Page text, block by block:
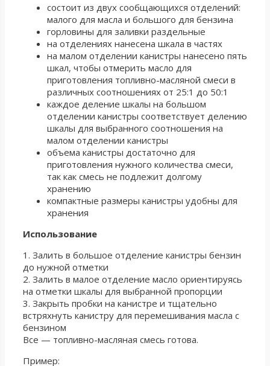
состоит из двух сообщающихся отделений:
малого для масла и большого для бензина
горловины для заливки раздельные
на отделениях нанесена шкала в частях
на малом отделении канистры нанесено пять
шкал, чтобы отмерить масло для
приготовления топливно-масляной смеси в
различных соотношениях от 25:1 до 50:1
каждое деление шкалы на большом
отделении канистры соответствует делению
шкалы для выбранного соотношения на
малом отделении канистры
объема канистры достаточно для
приготовления нужного количества смеси,
так как смесь не подлежит долгому
хранению
компактные размеры канистры удобны для
хранения
Использование
1. Залить в большое отделение канистры бензин
до нужной отметки
2. Залить в малое отделение масло ориентируясь
на отметки шкалы для выбранной пропорции
3. Закрыть пробки на канистре и тщательно
встряхнуть канистру для перемешивания масла с
бензином
Все — топливно-масляная смесь готова.
Пример: